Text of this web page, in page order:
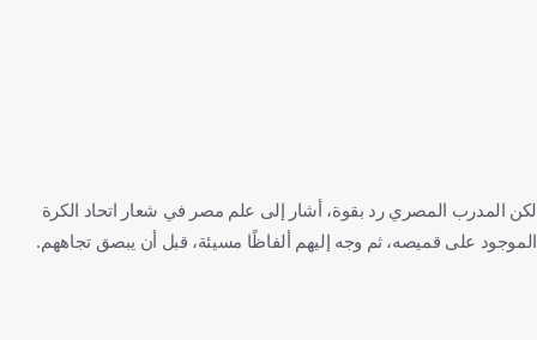
لكن المدرب المصري رد بقوة، أشار إلى علم مصر في شعار اتحاد الكرة
الموجود على قميصه، ثم وجه إليهم ألفاظًا مسيئة، قبل أن يبصق تجاههم.